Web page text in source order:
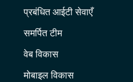
प्रबंधित आईटी सेवाएँ
समर्पित टीम
वेब विकास
मोबाइल विकास